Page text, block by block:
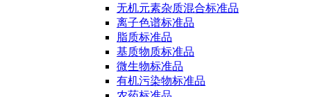
无机元素杂质混合标准品
离子色谱标准品
脂质标准品
基质物质标准品
微生物标准品
有机污染物标准品